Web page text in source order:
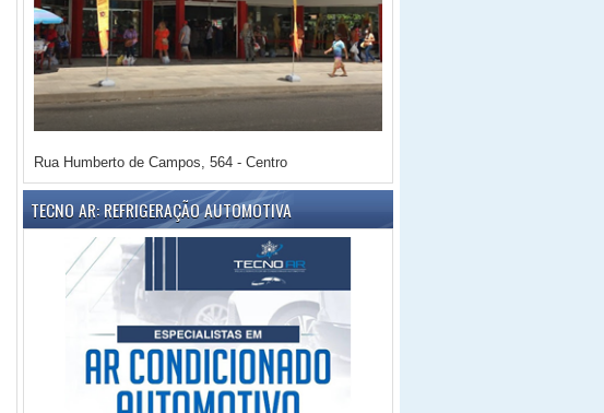
Rua Humberto de Campos, 564 - Centro
TECNO AR: REFRIGERAÇÃO AUTOMOTIVA